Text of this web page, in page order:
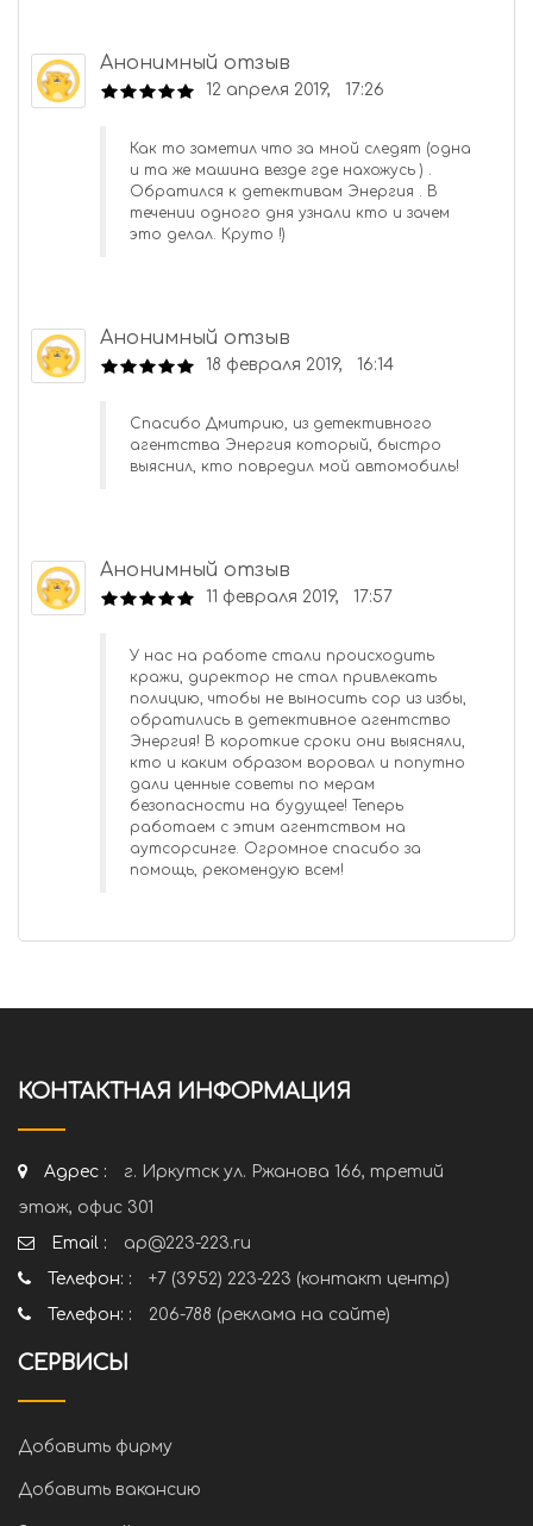
Анонимный отзыв
12 апреля 2019, 17:26
Как то заметил что за мной следят (одна
и та же машина везде где нахожусь ) .
Обратился к детективам Энергия . В
течении одного дня узнали кто и зачем
это делал. Круто !)
Анонимный отзыв
18 февраля 2019, 16:14
Спасибо Дмитрию, из детективного
агентства Энергия который, быстро
выяснил, кто повредил мой автомобиль!
Анонимный отзыв
11 февраля 2019, 17:57
У нас на работе стали происходить
кражи, директор не стал привлекать
полицию, чтобы не выносить сор из избы,
обратились в детективное агентство
Энергия! В короткие сроки они выясняли,
кто и каким образом воровал и попутно
дали ценные советы по мерам
безопасности на будущее! Теперь
работаем с этим агентством на
аутсорсинге. Огромное спасибо за
помощь, рекомендую всем!
КОНТАКТНАЯ ИНФОРМАЦИЯ
Адрес :
г. Иркутск ул. Ржанова 166, третий
этаж, офис 301
Email :
ap@223-223.ru
Телефон: :
+7 (3952) 223-223 (контакт центр)
Телефон: :
206-788 (реклама на сайте)
СЕРВИСЫ
Добавить фирму
Добавить вакансию